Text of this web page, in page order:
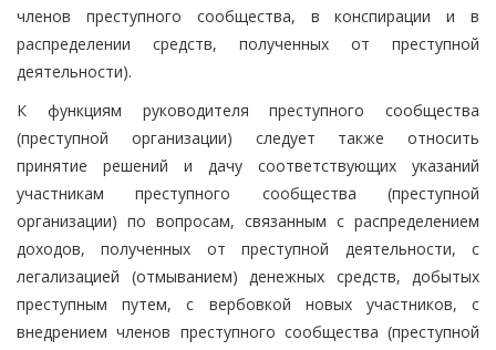
членов преступного сообщества, в конспирации и в
распределении средств, полученных от преступной
деятельности).
К функциям руководителя преступного сообщества
(преступной организации) следует также относить
принятие решений и дачу соответствующих указаний
участникам преступного сообщества (преступной
организации) по вопросам, связанным с распределением
доходов, полученных от преступной деятельности, с
легализацией (отмыванием) денежных средств, добытых
преступным путем, с вербовкой новых участников, с
внедрением членов преступного сообщества (преступной